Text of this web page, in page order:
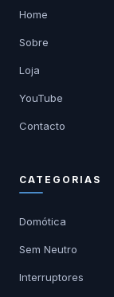
Home
Sobre
Loja
YouTube
Contacto
CATEGORIAS
Domótica
Sem Neutro
Interruptores